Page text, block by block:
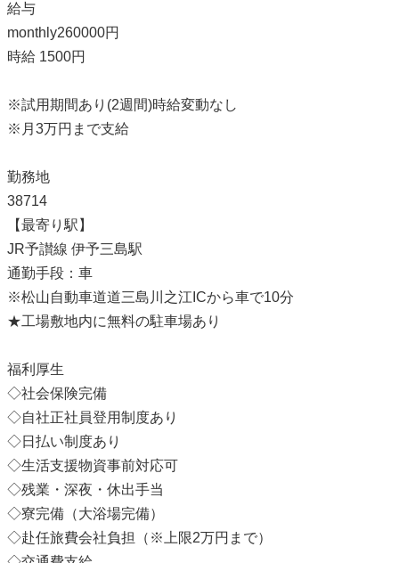
給与
monthly260000円
時給 1500円
※試用期間あり(2週間)時給変動なし
※月3万円まで支給
勤務地
38714
【最寄り駅】
JR予讃線 伊予三島駅
通勤手段：車
※松山自動車道道三島川之江ICから車で10分
★工場敷地内に無料の駐車場あり
福利厚生
◇社会保険完備
◇自社正社員登用制度あり
◇日払い制度あり
◇生活支援物資事前対応可
◇残業・深夜・休出手当
◇寮完備（大浴場完備）
◇赴任旅費会社負担（※上限2万円まで）